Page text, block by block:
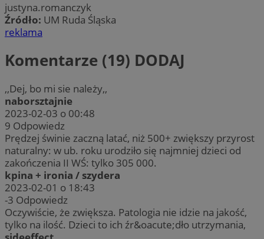
justyna.romanczyk
Źródło: UM Ruda Śląska
reklama
Komentarze (19) DODAJ
,,Dej, bo mi sie należy,,
naborsztajnie
2023-02-03 o 00:48
9 Odpowiedz
Prędzej świnie zaczną latać, niż 500+ zwiększy przyrost
naturalny: w ub. roku urodziło się najmniej dzieci od
zakończenia II WŚ: tylko 305 000.
kpina + ironia / szydera
2023-02-01 o 18:43
-3 Odpowiedz
Oczywiście, że zwiększa. Patologia nie idzie na jakość,
tylko na ilość. Dzieci to ich źr&oacute;dło utrzymania,